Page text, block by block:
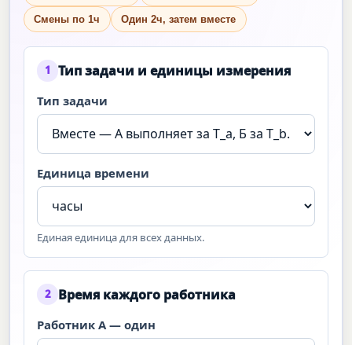
Смены по 1ч Один 2ч, затем вместе
1 Тип задачи и единицы измерения
Тип задачи
Единица времени
Единая единица для всех данных.
2 Время каждого работника
Работник А — один